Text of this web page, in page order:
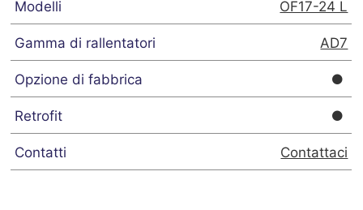
OF17-24 L
AD7
Contattaci